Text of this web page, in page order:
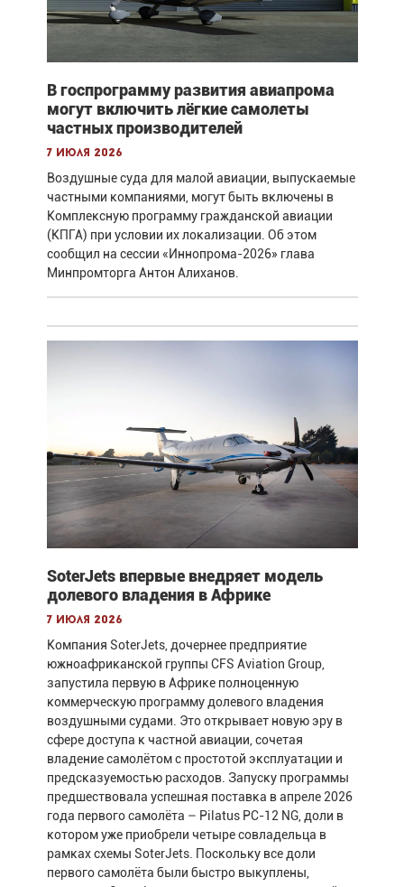
В госпрограмму развития авиапрома
могут включить лёгкие самолеты
частных производителей
7 июля 2026
Воздушные суда для малой авиации, выпускаемые
частными компаниями, могут быть включены в
Комплексную программу гражданской авиации
(КПГА) при условии их локализации. Об этом
сообщил на сессии «Иннопрома-2026» глава
Минпромторга Антон Алиханов.
SoterJets впервые внедряет модель
долевого владения в Африке
7 июля 2026
Компания SoterJets, дочернее предприятие
южноафриканской группы CFS Aviation Group,
запустила первую в Африке полноценную
коммерческую программу долевого владения
воздушными судами. Это открывает новую эру в
сфере доступа к частной авиации, сочетая
владение самолётом с простотой эксплуатации и
предсказуемостью расходов. Запуску программы
предшествовала успешная поставка в апреле 2026
года первого самолёта – Pilatus PC-12 NG, доли в
котором уже приобрели четыре совладельца в
рамках схемы SoterJets. Поскольку все доли
первого самолёта были быстро выкуплены,